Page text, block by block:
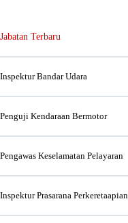
Jabatan Terbaru
Inspektur Bandar Udara
Penguji Kendaraan Bermotor
Pengawas Keselamatan Pelayaran
Inspektur Prasarana Perkeretaapian